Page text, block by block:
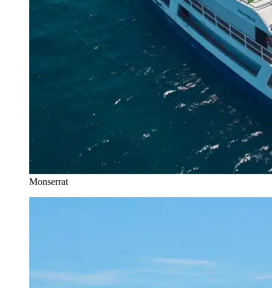
Monserrat